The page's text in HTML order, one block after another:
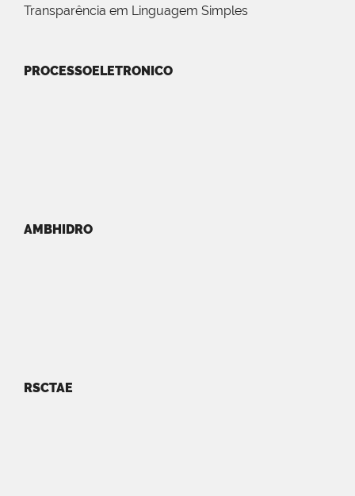
Transparência em Linguagem Simples
PROCESSOELETRONICO
AMBHIDRO
RSCTAE